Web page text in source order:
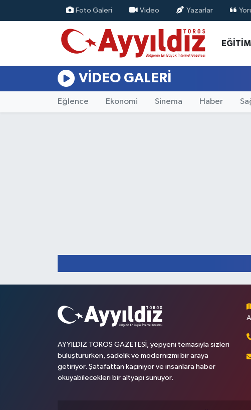
Foto Galeri Video Yazarlar
EĞİTİM
VIDEO GALERI
Eğlence Ekonomi Sinema Haber
AYYILDIZ TOROS GAZETESİ, yepyeni temasıyla sizleri
buluştururken, sadelik ve modernizmi bir araya
getiriyor. Şatafattan kaçınıyor ve insanlara haber
okuyabilecekleri bir altyapı sunuyor.